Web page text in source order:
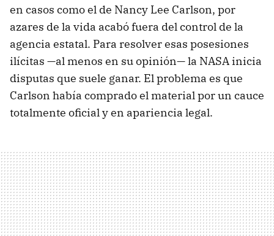
en casos como el de Nancy Lee Carlson, por
azares de la vida acabó fuera del control de la
agencia estatal. Para resolver esas posesiones
ilícitas —al menos en su opinión— la NASA inicia
disputas que suele ganar. El problema es que
Carlson había comprado el material por un cauce
totalmente oficial y en apariencia legal.